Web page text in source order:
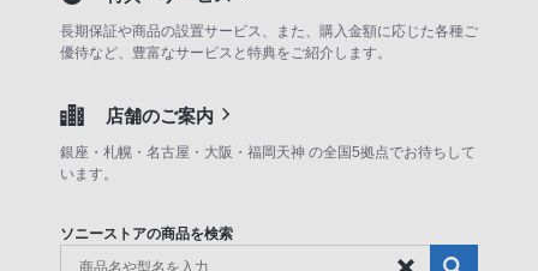
長期保証や商品の設置サービス、また、購入金額に応じた各種ご
優待など、豊富なサービスと特典をご紹介します。
店舗のご案内
銀座・札幌・名古屋・大阪・福岡天神 の全国5拠点でお待ちして
います。
ソニーストアの商品を検索